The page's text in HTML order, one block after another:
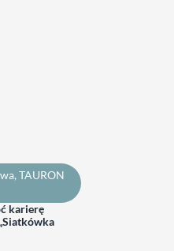
, TAURON
karierę